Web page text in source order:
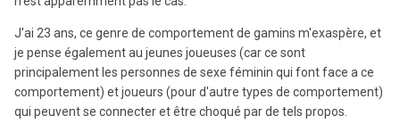
J'ai 23 ans, ce genre de comportement de gamins m'exaspère, et
je pense également au jeunes joueuses (car ce sont
principalement les personnes de sexe féminin qui font face a ce
comportement) et joueurs (pour d'autre types de comportement)
qui peuvent se connecter et être choqué par de tels propos.